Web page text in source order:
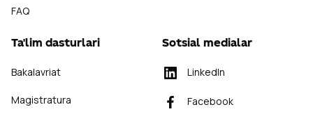
FAQ
Ta'lim dasturlari
Bakalavriat
Magistratura
Sotsial medialar
LinkedIn
Facebook